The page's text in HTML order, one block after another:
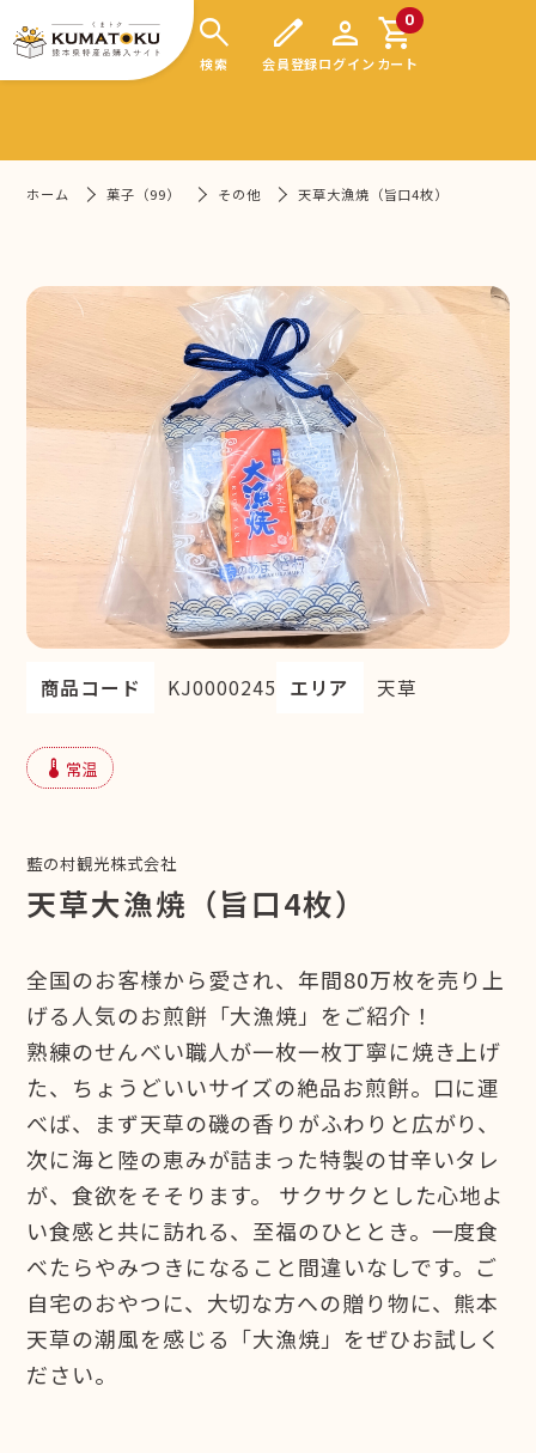
search
検索
edit
会員登録
person
ログイン
0
shopping_cart
カート
ホーム 菓子（99） その他 天草大漁焼（旨口4枚）
商品コード KJ0000245 エリア 天草
device_thermostat 常温
藍の村観光株式会社
天草大漁焼（旨口4枚）
全国のお客様から愛され、年間80万枚を売り上
げる人気のお煎餅「大漁焼」をご紹介！
熟練のせんべい職人が一枚一枚丁寧に焼き上げ
た、ちょうどいいサイズの絶品お煎餅。口に運
べば、まず天草の磯の香りがふわりと広がり、
次に海と陸の恵みが詰まった特製の甘辛いタレ
が、食欲をそそります。 サクサクとした心地よ
い食感と共に訪れる、至福のひととき。一度食
べたらやみつきになること間違いなしです。ご
自宅のおやつに、大切な方への贈り物に、熊本
天草の潮風を感じる「大漁焼」をぜひお試しく
ださい。